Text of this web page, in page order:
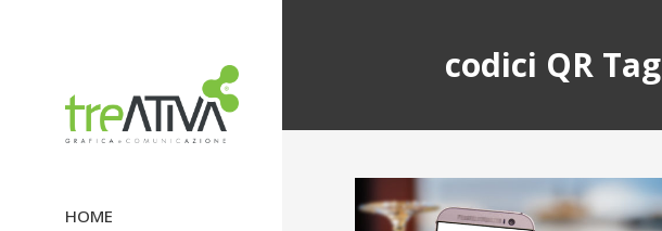
HOME
codici QR Tag